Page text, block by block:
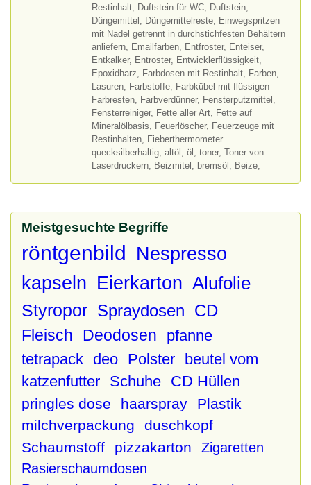
Restinhalt, Duftstein für WC, Duftstein,
Düngemittel, Düngemittelreste, Einwegspritzen
mit Nadel getrennt in durchstichfesten Behältern
anliefern, Emailfarben, Entfroster, Enteiser,
Entkalker, Entroster, Entwicklerflüssigkeit,
Epoxidharz, Farbdosen mit Restinhalt, Farben,
Lasuren, Farbstoffe, Farbkübel mit flüssigen
Farbresten, Farbverdünner, Fensterputzmittel,
Fensterreiniger, Fette aller Art, Fette auf
Mineralölbasis, Feuerlöscher, Feuerzeuge mit
Restinhalten, Fieberthermometer
quecksilberhaltig, altöl, öl, toner, Toner von
Laserdruckern, Beizmitel, bremsöl, Beize,
Meistgesuchte Begriffe
röntgenbild Nespresso
kapseln Eierkarton Alufolie
Styropor Spraydosen CD
Fleisch Deodosen
pfanne
tetrapack deo Polster beutel vom
katzenfutter Schuhe CD Hüllen
pringles dose haarspray
Plastik
milchverpackung
duschkopf
Schaumstoff pizzakarton
Zigaretten
Rasierschaumdosen